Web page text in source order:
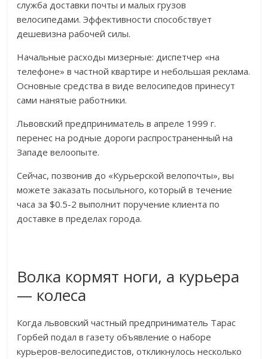
служба доставки почты и малых грузов
велосипедами. Эффективности способствует
дешевизна рабочей силы.
Начальные расходы мизерные: диспетчер «на
телефоне» в частной квартире и небольшая реклама.
Основные средства в виде велосипедов принесут
сами нанятые работники.
Львовский предприниматель в апреле 1999 г.
перенес на родные дороги распространенный на
Западе велоопыте.
Сейчас, позвонив до «Курьерской велопочты», вы
можете заказать посыльного, который в течение
часа за $0.5-2 выполнит поручение клиента по
доставке в пределах города.
Волка кормят ноги, а курьера
— колеса
Когда львовский частный предприниматель Тарас
Горбей подал в газету объявление о наборе
курьеров-велосипедистов, откликнулось несколько